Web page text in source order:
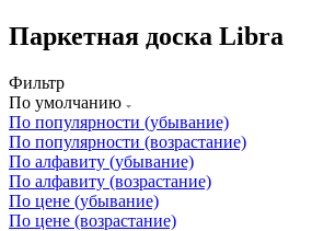
Паркетная доска Libra
Фильтр
По умолчанию
По популярности (убывание)
По популярности (возрастание)
По алфавиту (убывание)
По алфавиту (возрастание)
По цене (убывание)
По цене (возрастание)